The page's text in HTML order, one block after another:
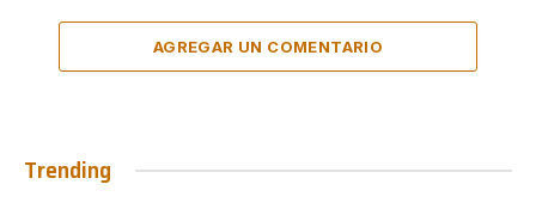
AGREGAR UN COMENTARIO
Trending